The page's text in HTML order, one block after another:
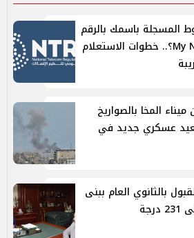
المسجلة باسمك بالرقم
القومي عبر My NTRA؟.. خطوات الاستعلام
المخا بالصواريخ
عسكري جديد في
بالثانوي العام ببنى